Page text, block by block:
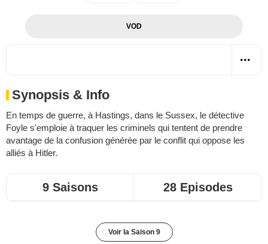
VOD
Synopsis & Info
En temps de guerre, à Hastings, dans le Sussex, le détective
Foyle s'emploie à traquer les criminels qui tentent de prendre
avantage de la confusion générée par le conflit qui oppose les
alliés à Hitler.
9 Saisons 28 Episodes
Voir la Saison 9